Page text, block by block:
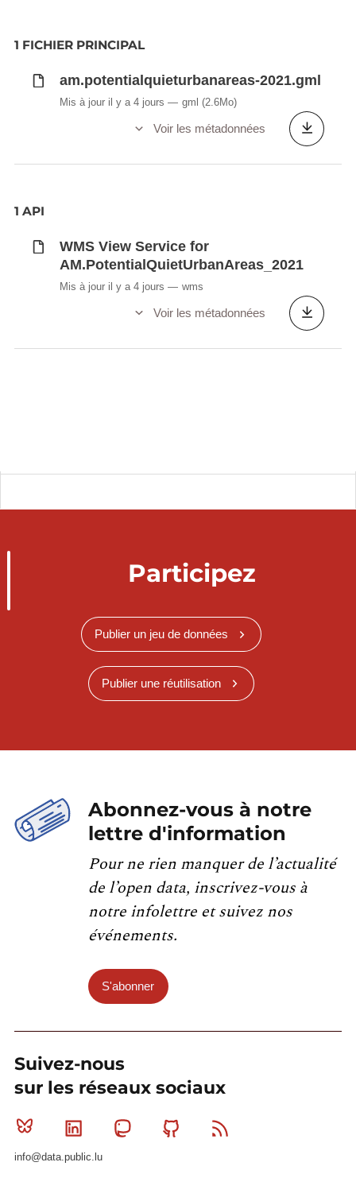
cohesive and intact open spaces of supraregional
corresponding development for leisure and
recreation. These spacious areas allow for example
extensive walks without crossing noisy areas.
1 FICHIER PRINCIPAL
am.potentialquieturbanareas-2021.gml
Mis à jour il y a 4 jours gml (2.6Mo)
Voir les métadonnées
1 API
WMS View Service for
AM.PotentialQuietUrbanAreas_2021
Mis à jour il y a 4 jours wms
Voir les métadonnées
Participez
Publier un jeu de données
Publier une réutilisation
Abonnez-vous à notre
lettre d'information
Pour ne rien manquer de l’actualité
de l’open data, inscrivez-vous à
notre infolettre et suivez nos
événements.
S'abonner
Suivez-nous
sur les réseaux sociaux
Bluesky Linkedin MastodonGithub
info@data.public.lu